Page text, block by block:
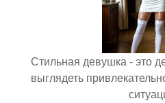
Стильная девушка - это
выглядеть